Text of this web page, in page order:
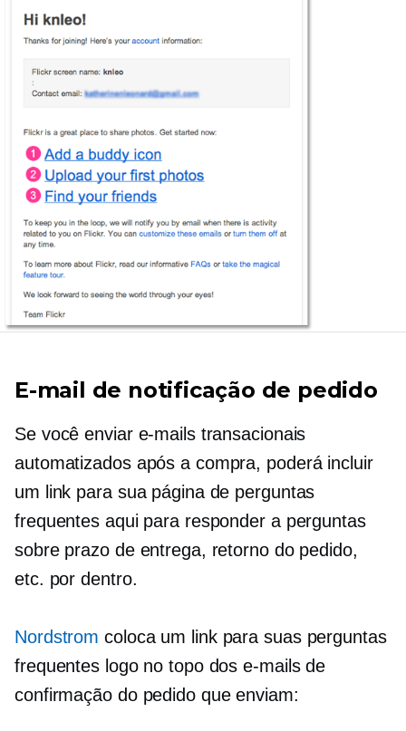
E-mail de notificação de pedido
Se você enviar e-mails transacionais
automatizados após a compra, poderá incluir
um link para sua página de perguntas
frequentes aqui para responder a perguntas
sobre prazo de entrega, retorno do pedido,
etc. por dentro.
Nordstrom coloca um link para suas perguntas
frequentes logo no topo dos e-mails de
confirmação do pedido que enviam: